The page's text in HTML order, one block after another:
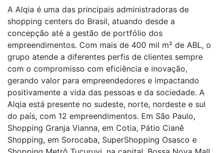
A Alqia é uma das principais administradoras de
shopping centers do Brasil, atuando desde a
concepção até a gestão de portfólio dos
empreendimentos. Com mais de 400 mil m² de ABL, o
grupo atende a diferentes perfis de clientes sempre
com o compromisso com eficiência e inovação,
gerando valor para empreendedores e impactando
positivamente a vida das pessoas e da sociedade. A
Alqia está presente no sudeste, norte, nordeste e sul
do país, com 12 empreendimentos. Em São Paulo,
Shopping Granja Vianna, em Cotia, Pátio Cianê
Shopping, em Sorocaba, SuperShopping Osasco e